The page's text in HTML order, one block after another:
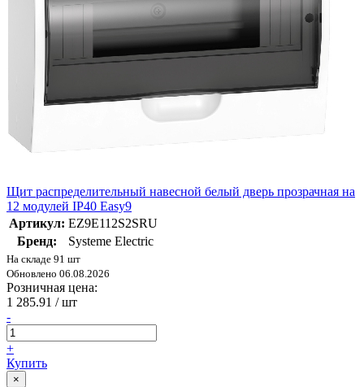
Щит распределительный навесной белый дверь прозрачная на
12 модулей IP40 Easy9
Артикул: EZ9E112S2SRU
Бренд:
Systeme Electric
На складе 91 шт
Обновлено 06.08.2026
Розничная цена:
1 285.91 / шт
-
+
Купить
×